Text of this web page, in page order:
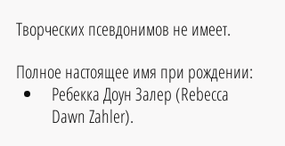
Творческих псевдонимов не имеет.
Полное настоящее имя при рождении:
Ребекка Доун Залер (Rebecca
Dawn Zahler).